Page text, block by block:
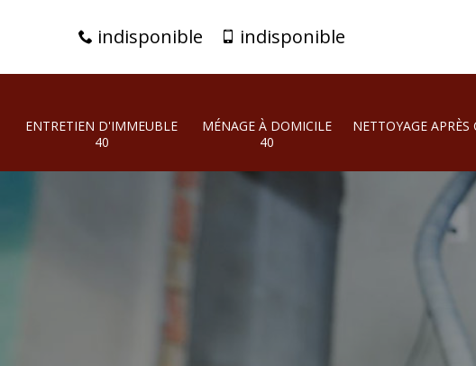
indisponible indisponible
ENTRETIEN D'IMMEUBLE
40
MÉNAGE À DOMICILE
40
NETTOYAGE